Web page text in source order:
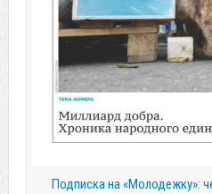
Подписка на «Молодежку»: